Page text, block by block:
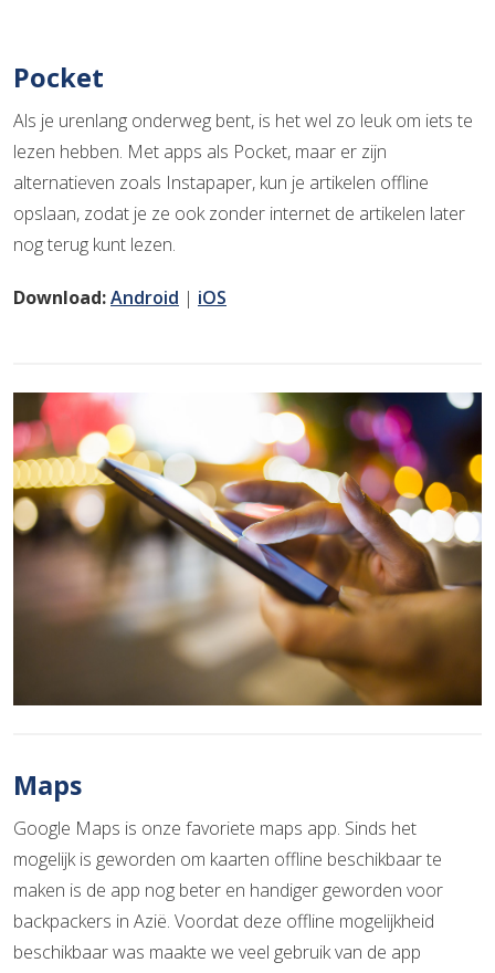
Pocket
Als je urenlang onderweg bent, is het wel zo leuk om iets te
lezen hebben. Met apps als Pocket, maar er zijn
alternatieven zoals Instapaper, kun je artikelen offline
opslaan, zodat je ze ook zonder internet de artikelen later
nog terug kunt lezen.
Download:Android | iOS
Maps
Google Maps is onze favoriete maps app. Sinds het
mogelijk is geworden om kaarten offline beschikbaar te
maken is de app nog beter en handiger geworden voor
backpackers in Azië. Voordat deze offline mogelijkheid
beschikbaar was maakte we veel gebruik van de app